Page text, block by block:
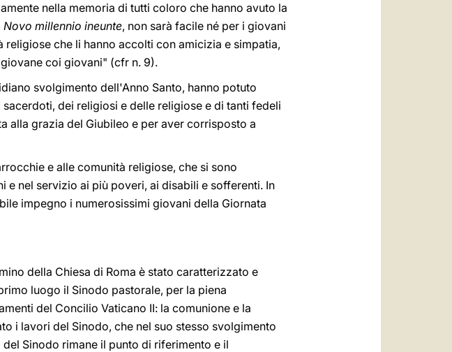
nella memoria di tutti coloro che hanno avuto la
Novo millennio ineunte, non sarà facile né per i giovani
che li hanno accolti con amicizia e simpatia,
coi giovani" (cfr n. 9).
svolgimento dell'Anno Santo, hanno potuto
dei religiosi e delle religiose e di tanti fedeli
alla grazia del Giubileo e per aver corrisposto a
e alle comunità religiose, che si sono
nel servizio ai più poveri, ai disabili e sofferenti. In
impegno i numerosissimi giovani della Giornata
della Chiesa di Roma è stato caratterizzato e
luogo il Sinodo pastorale, per la piena
del Concilio Vaticano II: la comunione e la
i lavori del Sinodo, che nel suo stesso svolgimento
Sinodo rimane il punto di riferimento e il